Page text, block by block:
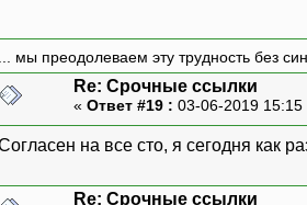
... мы преодолеваем эту трудность без
Re: Срочные ссылки
« Ответ #19 : 03-06-2019
на все сто, я сегодня как
Re: Срочные ссылки